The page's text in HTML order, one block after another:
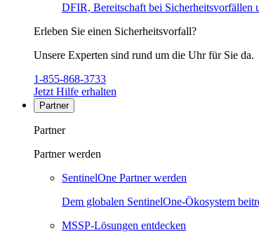
DFIR, Bereitschaft bei Sicherheitsvorfällen
Erleben Sie einen Sicherheitsvorfall?
Unsere Experten sind rund um die Uhr für Sie da.
1-855-868-3733
Jetzt Hilfe erhalten
Partner
Partner
Partner werden
SentinelOne Partner werden
Dem globalen SentinelOne-Ökosystem
MSSP-Lösungen entdecken